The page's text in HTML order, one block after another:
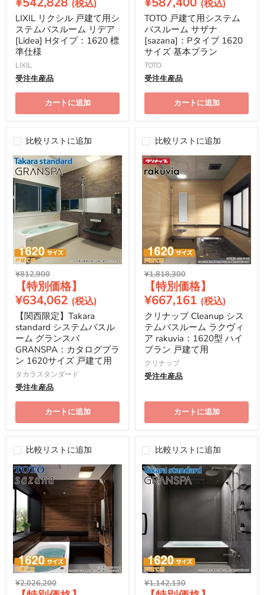
格
の
価
格
LIXIL リクシル 戸建て用シ
ステムバスルーム リデア
[Lidea] Hタイプ：1620 標
準仕様
LIXIL
受注生産品
カートに追加
格
の
価
格
TOTO 戸建て用システム
バスルーム サザナ
[sazana]：Pタイプ 1620
サイズ 基本プラン
TOTO
受注生産品
カートに追加
比較リストに追加
元
価
格
¥812,900
在
の
価
¥634,062
【関西限定】Takara
standard システムバスル
ーム グランスパ
GRANSPA：カタログプラ
ン 1620サイズ 戸建て用
タカラスタンダード
受注生産品
カートに追加
比較リストに追加
元
価
格
¥1,818,300
在
の
価
格
¥667,161
クリナップ Cleanup シス
テムバスルーム ラクヴィ
ア rakuvia：1620型 ハイ
プラン 戸建て用
クリナップ
受注生産品
カートに追加
比較リストに追加
元
¥2,026,200
比較リストに追加
元
¥1,142,130